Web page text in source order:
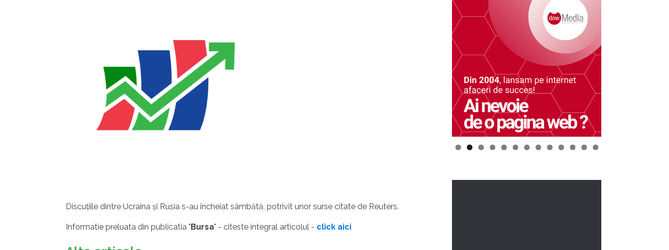
Discuţiile dintre Ucraina şi Rusia s-au încheiat sâmbătă, potrivit unor surse citate de Reuters.
Informatie preluata din publicatia " Bursa" - citeste integral articolul - click aici